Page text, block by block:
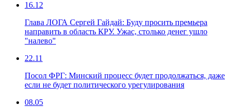
16.12
Глава ЛОГА Сергей Гайдай: Буду просить премьера
направить в область КРУ. Ужас, столько денег ушло
"налево"
22.11
Посол ФРГ: Минский процесс будет продолжаться, даже
если не будет политического урегулирования
08.05